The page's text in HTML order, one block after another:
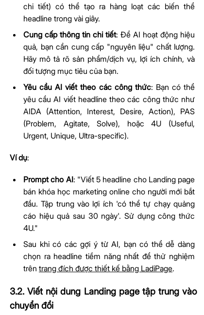
chi tiết) có thể tạo ra hàng loạt các biến thể
headline trong vài giây.
Cung cấp thông tin chi tiết: Để AI hoạt động hiệu
quả, bạn cần cung cấp "nguyên liệu" chất lượng.
Hãy mô tả rõ sản phẩm/dịch vụ, lợi ích chính, và
đối tượng mục tiêu của bạn.
Yêu cầu AI viết theo các công thức: Bạn có thể
yêu cầu AI viết headline theo các công thức như
AIDA (Attention, Interest, Desire, Action), PAS
(Problem, Agitate, Solve), hoặc 4U (Useful,
Urgent, Unique, Ultra-specific).
Ví dụ:
Prompt cho AI: "Viết 5 headline cho Landing page
bán khóa học marketing online cho người mới bắt
đầu. Tập trung vào lợi ích 'có thể tự chạy quảng
cáo hiệu quả sau 30 ngày'. Sử dụng công thức
4U."
Sau khi có các gợi ý từ AI, bạn có thể dễ dàng
chọn ra headline tiềm năng nhất để thử nghiệm
trên trang đích được thiết kế bằng LadiPage.
3.2. Viết nội dung Landing page tập trung vào
chuyển đổi